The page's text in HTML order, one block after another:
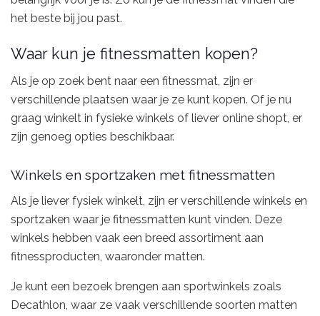
het beste bij jou past.
Waar kun je fitnessmatten kopen?
Als je op zoek bent naar een fitnessmat, zijn er
verschillende plaatsen waar je ze kunt kopen. Of je nu
graag winkelt in fysieke winkels of liever online shopt, er
zijn genoeg opties beschikbaar.
Winkels en sportzaken met fitnessmatten
Als je liever fysiek winkelt, zijn er verschillende winkels en
sportzaken waar je fitnessmatten kunt vinden. Deze
winkels hebben vaak een breed assortiment aan
fitnessproducten, waaronder matten.
Je kunt een bezoek brengen aan sportwinkels zoals
Decathlon, waar ze vaak verschillende soorten matten